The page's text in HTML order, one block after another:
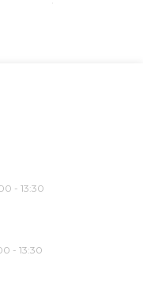
- 13:30
- 13:30